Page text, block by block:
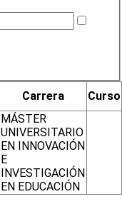
Carrera Curso
MÁSTER
UNIVERSITARIO
EN INNOVACIÓN
E
INVESTIGACIÓN
EN EDUCACIÓN